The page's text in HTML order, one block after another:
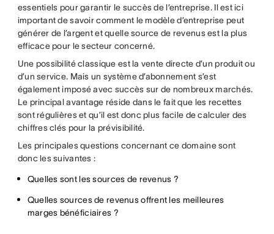
essentiels pour garantir le succès de l’entreprise. Il est ici
important de savoir comment le modèle d’entreprise peut
générer de l’argent et quelle source de revenus est la plus
efficace pour le secteur concerné.
Une possibilité classique est la vente directe d’un produit ou
d’un service. Mais un système d’abonnement s’est
également imposé avec succès sur de nombreux marchés.
Le principal avantage réside dans le fait que les recettes
sont régulières et qu’il est donc plus facile de calculer des
chiffres clés pour la prévisibilité.
Les principales questions concernant ce domaine sont
donc les suivantes :
Quelles sont les sources de revenus ?
Quelles sources de revenus offrent les meilleures
marges bénéficiaires ?